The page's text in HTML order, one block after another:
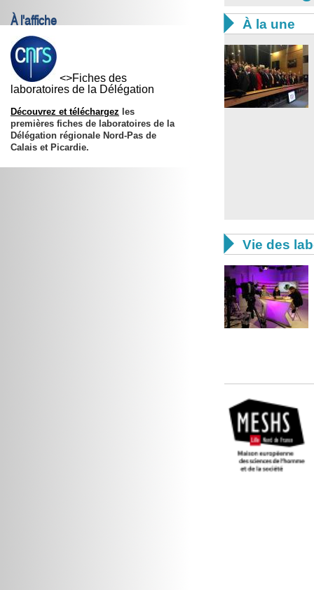
À l'affiche
<>Fiches des
laboratoires de la Délégation
Découvrez et téléchargez les
premières fiches de laboratoires de la
Délégation régionale Nord-Pas de
Calais et Picardie.
 À la une
 Vie des